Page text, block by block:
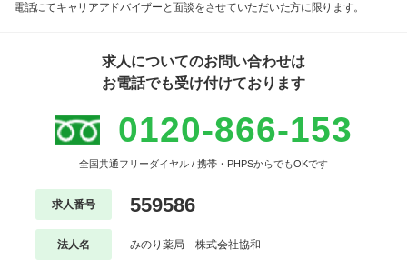
電話にてキャリアアドバイザーと面談をさせていただいた方に限ります。
求人についてのお問い合わせは
お電話でも受け付けております
0120-866-153
全国共通フリーダイヤル / 携帯・PHPSからでもOKです
求人番号 559586
法人名 みのり薬局 株式会社協和